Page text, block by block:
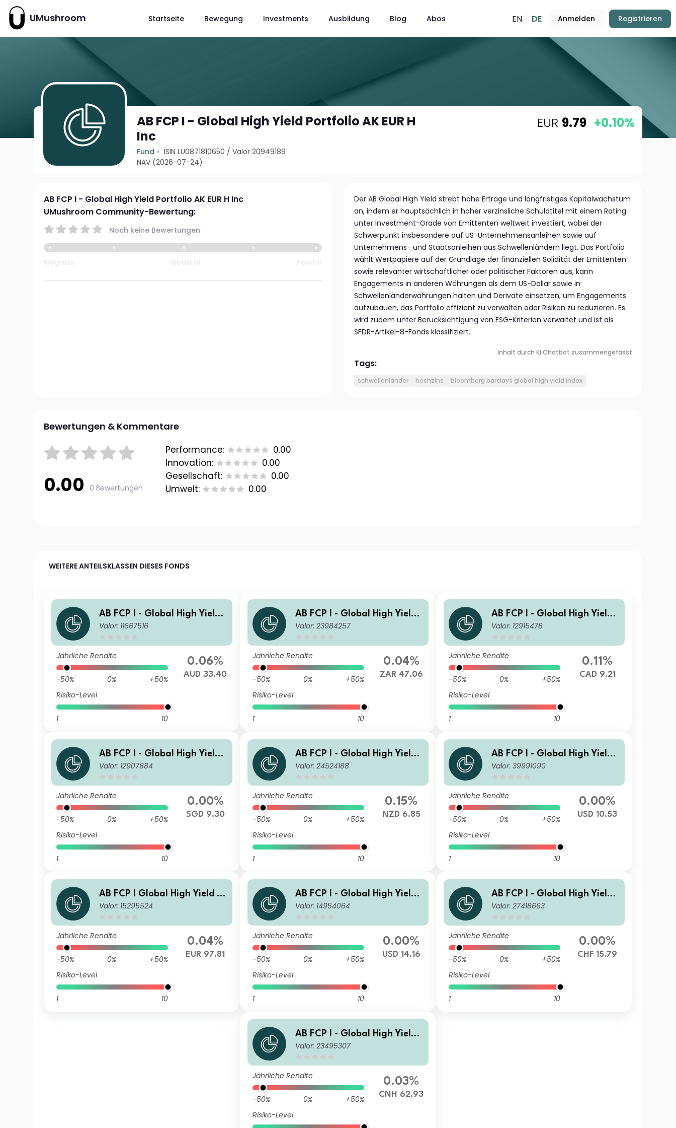
UMushroom Startseite Bewegung Investments Ausbildung Blog Abos EN DE Anmelden Registrieren
AB FCP I - Global High Yield Portfolio AK EUR H
Inc
Fund ISIN LU0871810650 /Valor 20949189
NAV (2026-07-24)
EUR 9.79 +0.10%
AB FCP I - Global High Yield Portfolio AK EUR H Inc
UMushroom Community-Bewertung:
Noch keine Bewertungen
Der AB Global High Yield strebt hohe Erträge und langfristiges Kapitalwachstum
an, indem er hauptsächlich in höher verzinsliche Schuldtitel mit einem Rating
unter Investment-Grade von Emittenten weltweit investiert, wobei der
Schwerpunkt insbesondere auf US-Unternehmensanleihen sowie auf
Unternehmens- und Staatsanleihen aus Schwellenländern liegt. Das Portfolio
wählt Wertpapiere auf der Grundlage der finanziellen Solidität der Emittenten
sowie relevanter wirtschaftlicher oder politischer Faktoren aus, kann
Engagements in anderen Währungen als dem US-Dollar sowie in
Schwellenländerwährungen halten und Derivate einsetzen, um Engagements
aufzubauen, das Portfolio effizient zu verwalten oder Risiken zu reduzieren. Es
wird zudem unter Berücksichtigung von ESG-Kriterien verwaltet und ist als
SFDR-Artikel-8-Fonds klassifiziert.
Inhalt durch KI Chatbot zusammengefasst
Tags:
schwellenländer hochzins bloomberg barclays global high yield index
Bewertungen & Kommentare
0.00 0 Bewertungen
Performance:
0.00
Innovation:
0.00
Gesellschaft:
0.00
Umwelt:
0.00
WEITERE ANTEILSKLASSEN DIESES FONDS
AB FCP I - Global High Yield
Portfolio I2 AUD H Acc
Valor: 11667516
Jährliche Rendite
-50% 0%
+50%
Risiko-Level
1 10
0.06%
AUD 33.40
AB FCP I - Global High Yield
Portfolio AA ZAR H Inc
Valor: 23984257
Jährliche Rendite
-50% 0%
+50%
Risiko-Level
1 10
0.04%
ZAR 47.06
AB FCP I - Global High Yield
Portfolio AT CAD H Inc
Valor: 12915478
Jährliche Rendite
-50% 0%
+50%
Risiko-Level
1 10
0.11%
CAD 9.21
AB FCP I - Global High Yield
Portfolio AT SGD H Inc
Valor: 12907884
Jährliche Rendite
-50% 0%
+50%
Risiko-Level
1 10
0.00%
SGD 9.30
AB FCP I - Global High Yield
Portfolio AA NZD H Inc
Valor: 24524188
Jährliche Rendite
-50% 0%
+50%
Risiko-Level
1 10
0.15%
NZD 6.85
AB FCP I - Global High Yield
Portfolio WT USD Inc
Valor: 39991090
Jährliche Rendite
-50% 0%
+50%
Risiko-Level
1 10
0.00%
USD 10.53
AB FCP I Global High Yield P
ortfolio S1QD EUR H Inc
Valor: 15295524
Jährliche Rendite
-50% 0%
+50%
Risiko-Level
1 10
0.04%
EUR 97.81
AB FCP I - Global High Yield
Portfolio EAA USD Inc
Valor: 14954064
Jährliche Rendite
-50% 0%
+50%
Risiko-Level
1 10
0.00%
USD 14.16
AB FCP I - Global High Yield
Portfolio A2 CHF H Acc
Valor: 27418663
Jährliche Rendite
-50% 0%
+50%
Risiko-Level
1 10
0.00%
CHF 15.79
AB FCP I - Global High Yield
Portfolio IT RMB H Inc
Valor: 23495307
Jährliche Rendite
-50% 0%
+50%
Risiko-Level
0.03%
CNH 62.93